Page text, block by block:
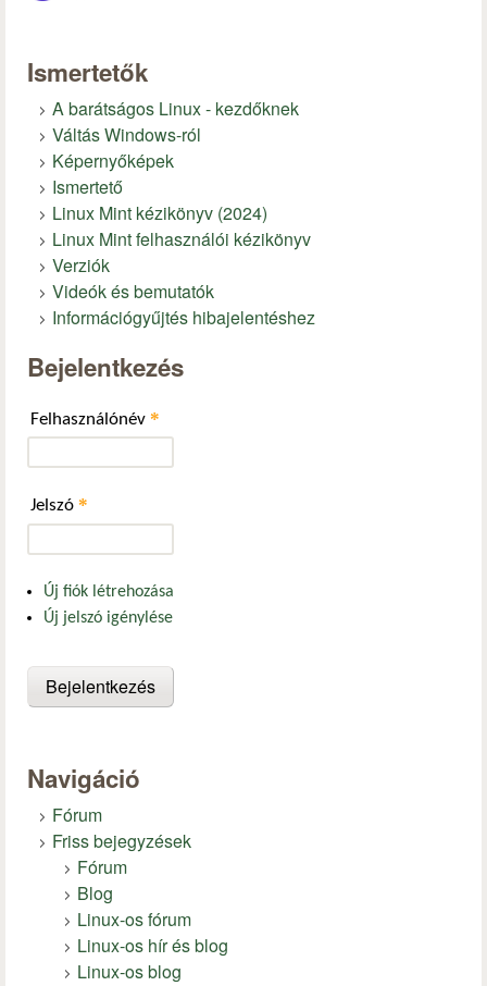
Ismertetők
A barátságos Linux - kezdőknek
Váltás Windows-ról
Képernyőképek
Ismertető
Linux Mint kézikönyv (2024)
Linux Mint felhasználói kézikönyv
Verziók
Videók és bemutatók
Információgyűjtés hibajelentéshez
Bejelentkezés
Felhasználónév *
Jelszó *
Új fiók létrehozása
Új jelszó igénylése
Navigáció
Fórum
Friss bejegyzések
Fórum
Blog
Linux-os fórum
Linux-os hír és blog
Linux-os blog